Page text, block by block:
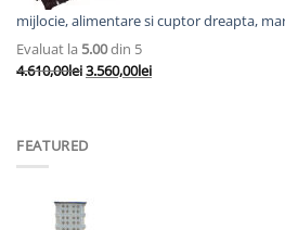
mijlocie, alimentare si cuptor dreapta,
Evaluat la 5.00din 5
4.610,00leiPrețul
4.610,00lei.
3.560,00leiPrețul
FEATURED